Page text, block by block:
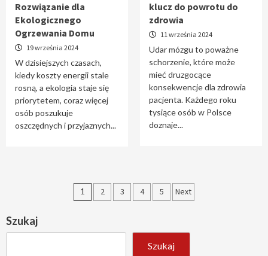
Rozwiązanie dla
Ekologicznego
Ogrzewania Domu
19 września 2024
W dzisiejszych czasach,
kiedy koszty energii stale
rosną, a ekologia staje się
priorytetem, coraz więcej
osób poszukuje
oszczędnych i przyjaznych...
klucz do powrotu do
zdrowia
11 września 2024
Udar mózgu to poważne
schorzenie, które może
mieć druzgocące
konsekwencje dla zdrowia
pacjenta. Każdego roku
tysiące osób w Polsce
doznaje...
Stronicowanie
1 2 3 4 5 Next
Szukaj
Szukaj